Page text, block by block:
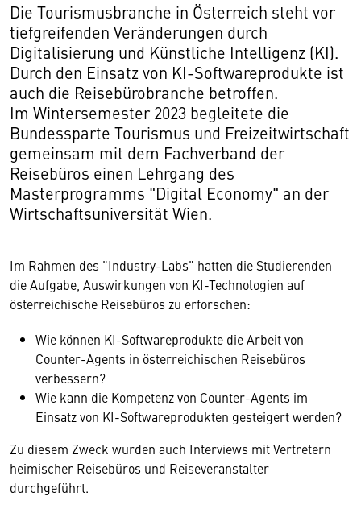
Die Tourismusbranche in Österreich steht vor
tiefgreifenden Veränderungen durch
Digitalisierung und Künstliche Intelligenz (KI).
Durch den Einsatz von KI-Softwareprodukte ist
auch die Reisebürobranche betroffen.
Im Wintersemester 2023 begleitete die
Bundessparte Tourismus und Freizeitwirtschaft
gemeinsam mit dem Fachverband der
Reisebüros einen Lehrgang des
Masterprogramms "Digital Economy" an der
Wirtschaftsuniversität Wien.
Im Rahmen des "Industry-Labs" hatten die Studierenden
die Aufgabe, Auswirkungen von KI-Technologien auf
österreichische Reisebüros zu erforschen:
Wie können KI-Softwareprodukte die Arbeit von
Counter-Agents in österreichischen Reisebüros
verbessern?
Wie kann die Kompetenz von Counter-Agents im
Einsatz von KI-Softwareprodukten gesteigert werden?
Zu diesem Zweck wurden auch Interviews mit Vertretern
heimischer Reisebüros und Reiseveranstalter
durchgeführt.